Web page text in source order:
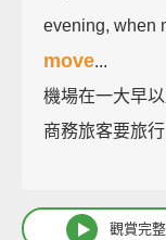
evening, when
move...
機場在一大早
商務旅客要旅行
觀賞完